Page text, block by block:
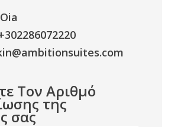
Oia
Τον Αριθμό
της
σας